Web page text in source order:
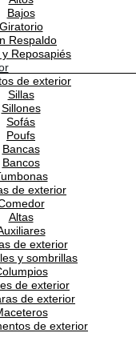
Bajos
Giratorio
Respaldo
y Reposapiés
de exterior
Sillas
Sillones
Sofás
Poufs
Bancas
Bancos
de exterior
Altas
de exterior
y sombrillas
de exterior
de exterior
de exterior
que recoge
orgánicas y
cuatro líneas
clásicas de la
florales,
a una línea de 25
que se inspira en
movimiento de las
sus
la atemporalidad de
Design Studio
Barcelona